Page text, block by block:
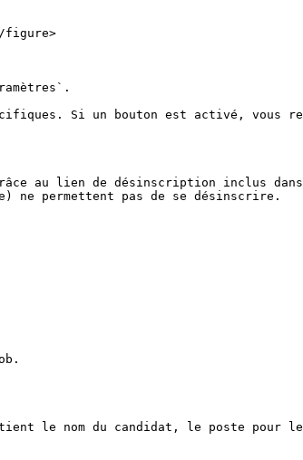
figure>
Si un bouton est activé, vous
au lien de désinscription inclus
ne permettent pas de se désinscrire.